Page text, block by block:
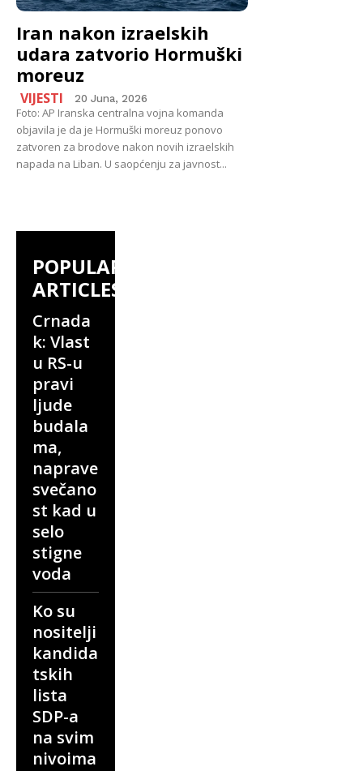
Iran nakon izraelskih
udara zatvorio Hormuški
moreuz
VIJESTI 20 Juna, 2026
Foto: AP Iranska centralna vojna komanda
objavila je da je Hormuški moreuz ponovo
zatvoren za brodove nakon novih izraelskih
napada na Liban. U saopćenju za javnost...
POPULAR
ARTICLES
Crnada
k: Vlast
u RS-u
pravi
ljude
budala
ma,
naprave
svečano
st kad u
selo
stigne
voda
Ko su
nositelji
kandida
tskih
lista
SDP-a
na svim
nivoima